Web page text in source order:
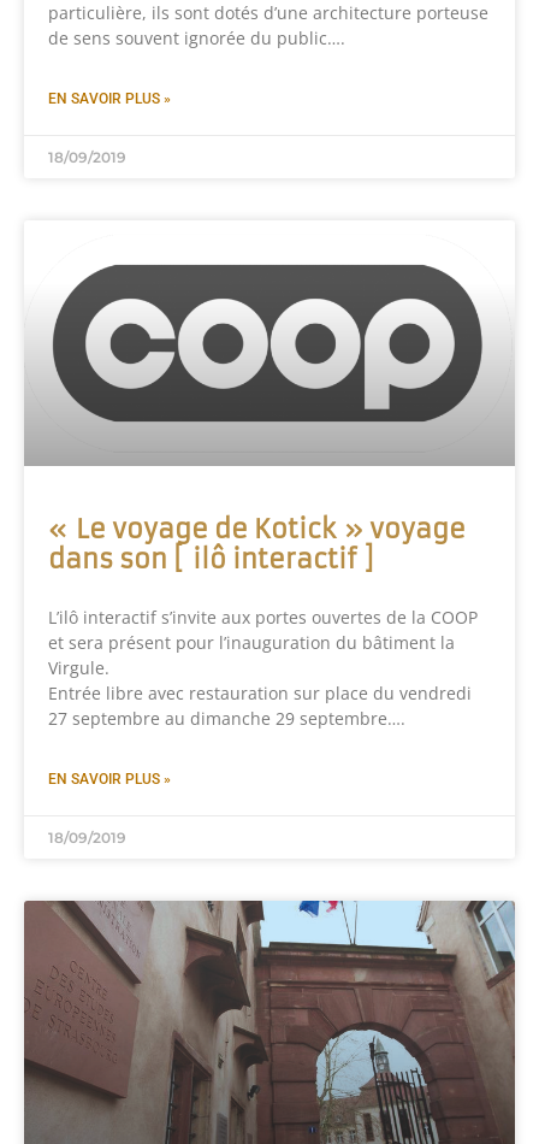
particulière, ils sont dotés d’une architecture porteuse
de sens souvent ignorée du public….
EN SAVOIR PLUS »
18/09/2019
« Le voyage de Kotick » voyage
dans son [ ilô interactif ]
L’ilô interactif s’invite aux portes ouvertes de la COOP
et sera présent pour l’inauguration du bâtiment la
Virgule.
Entrée libre avec restauration sur place du vendredi
27 septembre au dimanche 29 septembre….
EN SAVOIR PLUS »
18/09/2019